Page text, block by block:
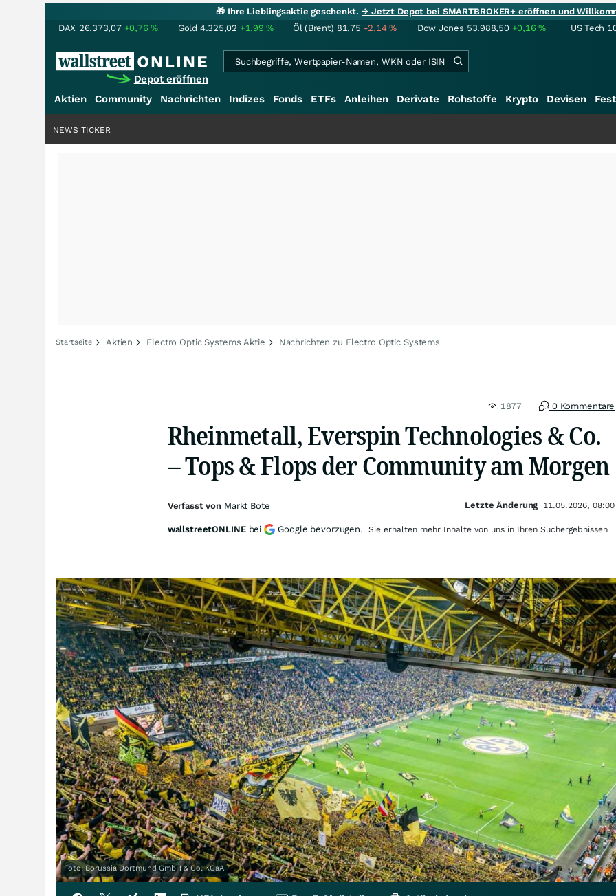
🎁 Ihre Lieblingsaktie geschenkt.→ Jetzt Depot bei SMARTBROKER+ eröffnen und
DAX 26.373,07 +0,76% Gold 4.325,02 +1,99% Öl (Brent) 81,75 -2,14% Dow Jones 53.988,50 +0,16% US Tech
Depot eröffnen
Aktien Community Nachrichten Indizes Fonds ETFs Anleihen Derivate Rohstoffe Krypto Devisen
NEWS TICKER
Startseite Aktien Electro Optic Systems Aktie Nachrichten zu Electro Optic Systems
1877 0 Kommentare
Rheinmetall, Everspin Technologies & Co.
– Tops & Flops der Community am Morgen
Foto: Borussia Dortmund GmbH & Co. KGaA
Verfasst von Markt Bote Letzte Änderung 11.05.2026, 08:00
wallstreetONLINE bei Google bevorzugen. Sie erhalten mehr Inhalte von uns in Ihren Suchergebnissen